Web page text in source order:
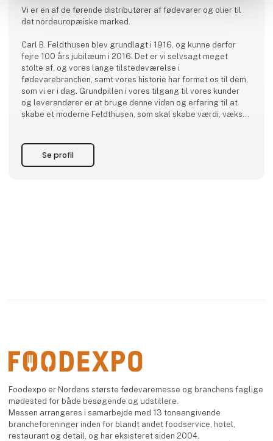
Vi er en af de førende distributører af fødevarer og olier til
det nordeuropæiske marked.
Carl B. Feldthusen blev grundlagt i 1916, og kunne derfor
fejre 100 års jubilæum i 2016. Det er vi selvsagt meget
stolte af, og vores lange tilstedeværelse i
fødevarebranchen, samt vores historie har formet os til dem,
som vi er i dag. Grundpillen i vores tilgang til vores kunder
og leverandører er at bruge denne viden og erfaring til at
skabe et moderne Feldthusen, som skal skabe værdi, vækst
Se profil
Foodexpo er Nordens største fødevaremesse og branchens faglige
mødested for både besøgende og udstillere.
Messen arrangeres i samarbejde med 13 toneangivende
brancheforeninger inden for blandt andet foodservice, hotel,
restaurant og detail, og har eksisteret siden 2004.